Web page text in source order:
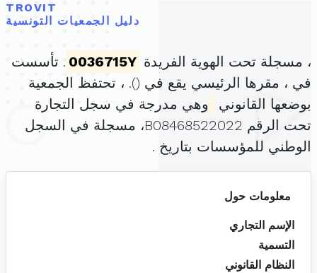
TROVIT
دليل الجمعيات التونسية
، مسجلة تحت الهوية الفريدة 0036715Y . تأسست
في ، مقرها الرئيسي يقع في (). ، تحتفظ الجمعية
بوضعها القانوني
وهي مدرجة في سجل التجارة
تحت الرقم B08468522022، مسجلة في السجل
الوطني للمؤسسات بتاريخ .
معلومات حول
الإسم التجاري
التسمية
النظام القانوني